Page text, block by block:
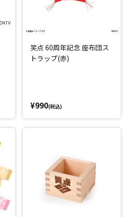
笑点 60周年記念 座布団ス
トラップ(赤)
¥990(税込)